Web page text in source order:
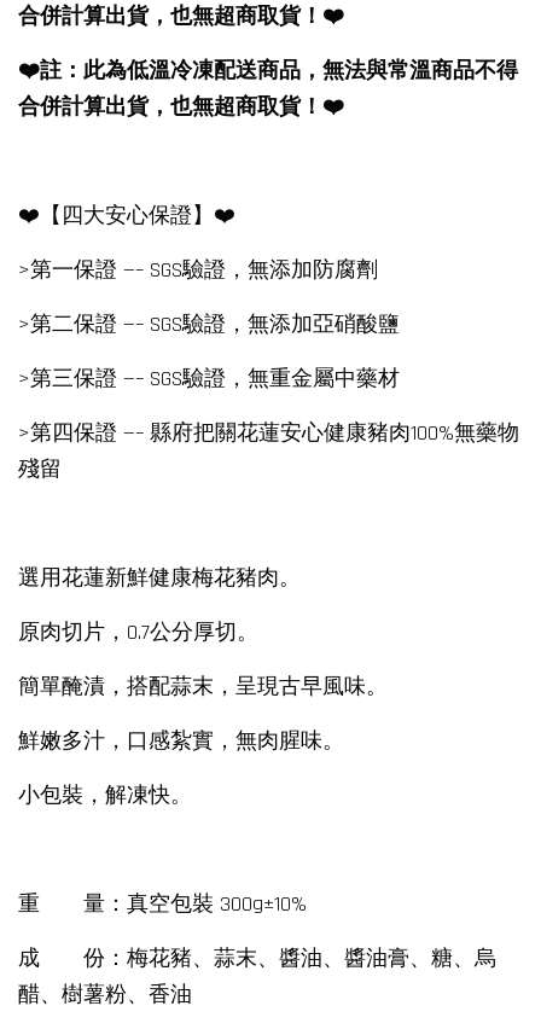
合併計算出貨，也無超商取貨！❤️
❤️註：此為低溫冷凍配送商品，無法與常溫商品不得
合併計算出貨，也無超商取貨！❤️
❤️【四大安心保證】❤️
>第一保證 —– SGS驗證，無添加防腐劑
>第二保證 —– SGS驗證，無添加亞硝酸鹽
>第三保證 —– SGS驗證，無重金屬中藥材
>第四保證 —– 縣府把關花蓮安心健康豬肉100%無藥物
殘留
選用花蓮新鮮健康梅花豬肉。
原肉切片，0.7公分厚切。
簡單醃漬，搭配蒜末，呈現古早風味。
鮮嫩多汁，口感紮實，無肉腥味。
小包裝，解凍快。
重 量：真空包裝 300g±10%
成 份：梅花豬、蒜末、醬油、醬油膏、糖、烏
醋、樹薯粉、香油